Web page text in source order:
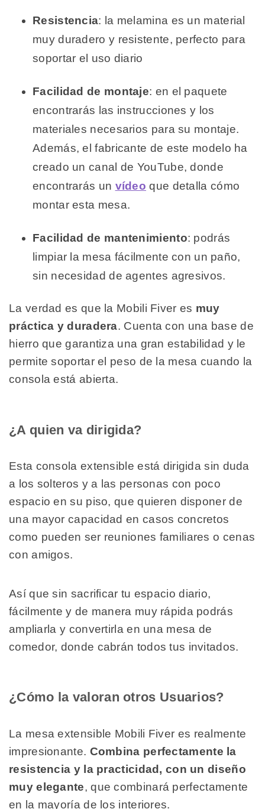
Resistencia: la melamina es un material
muy duradero y resistente, perfecto para
soportar el uso diario
Facilidad de montaje: en el paquete
encontrarás las instrucciones y los
materiales necesarios para su montaje.
Además, el fabricante de este modelo ha
creado un canal de YouTube, donde
encontrarás un vídeo que detalla cómo
montar esta mesa.
Facilidad de mantenimiento: podrás
limpiar la mesa fácilmente con un paño,
sin necesidad de agentes agresivos.
La verdad es que la Mobili Fiver es muy
práctica y duradera. Cuenta con una base de
hierro que garantiza una gran estabilidad y le
permite soportar el peso de la mesa cuando la
consola está abierta.
¿A quien va dirigida?
Esta consola extensible está dirigida sin duda
a los solteros y a las personas con poco
espacio en su piso, que quieren disponer de
una mayor capacidad en casos concretos
como pueden ser reuniones familiares o cenas
con amigos.
Así que sin sacrificar tu espacio diario,
fácilmente y de manera muy rápida podrás
ampliarla y convertirla en una mesa de
comedor, donde cabrán todos tus invitados.
¿Cómo la valoran otros Usuarios?
La mesa extensible Mobili Fiver es realmente
impresionante. Combina perfectamente la
resistencia y la practicidad, con un diseño
muy elegante, que combinará perfectamente
en la mayoría de los interiores.